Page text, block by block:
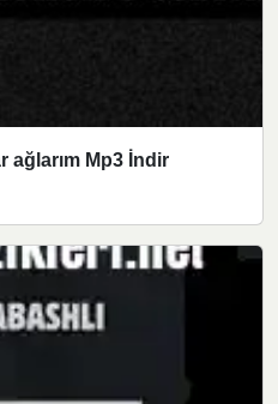
ağlarım Mp3 İndir